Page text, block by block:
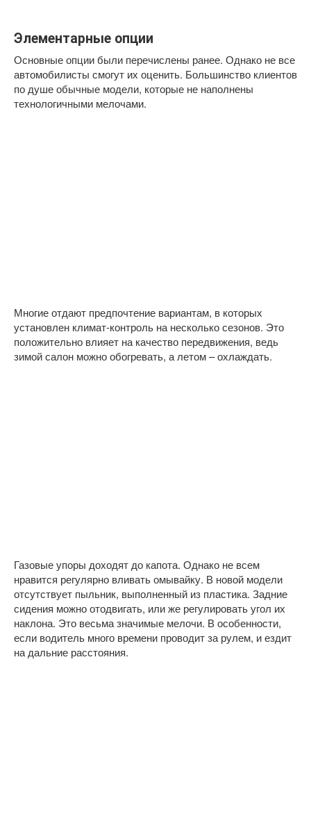
Элементарные опции
Основные опции были перечислены ранее. Однако не все
автомобилисты смогут их оценить. Большинство клиентов
по душе обычные модели, которые не наполнены
технологичными мелочами.
Многие отдают предпочтение вариантам, в которых
установлен климат-контроль на несколько сезонов. Это
положительно влияет на качество передвижения, ведь
зимой салон можно обогревать, а летом – охлаждать.
Газовые упоры доходят до капота. Однако не всем
нравится регулярно вливать омывайку. В новой модели
отсутствует пыльник, выполненный из пластика. Задние
сидения можно отодвигать, или же регулировать угол их
наклона. Это весьма значимые мелочи. В особенности,
если водитель много времени проводит за рулем, и ездит
на дальние расстояния.